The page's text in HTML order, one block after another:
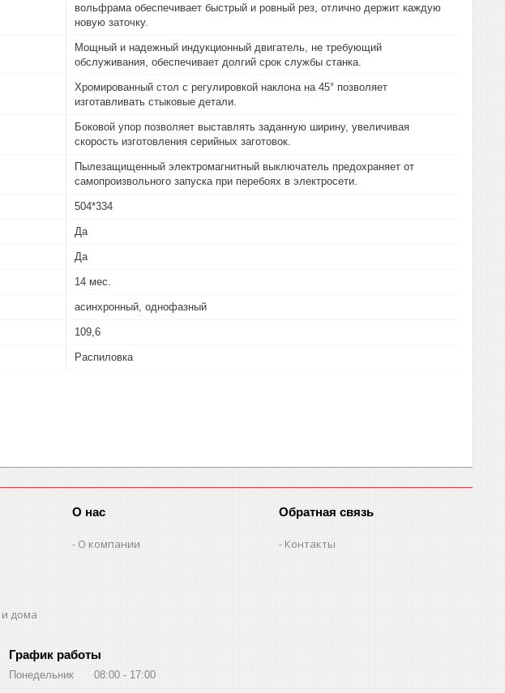
вольфрама обеспечивает быстрый и ровный рез, отлично держит каждую
новую заточку.
Мощный и надежный индукционный двигатель, не требующий
обслуживания, обеспечивает долгий срок службы станка.
Хромированный стол с регулировкой наклона на 45° позволяет
изготавливать стыковые детали.
Боковой упор позволяет выставлять заданную ширину, увеличивая
скорость изготовления серийных заготовок.
Пылезащищенный электромагнитный выключатель предохраняет от
самопроизвольного запуска при перебоях в электросети.
504*334
Да
Да
14 мес.
асинхронный, однофазный
109,6
Распиловка
и дома
О нас
О компании
Обратная связь
Контакты
График работы
Понедельник 08:00
17:00